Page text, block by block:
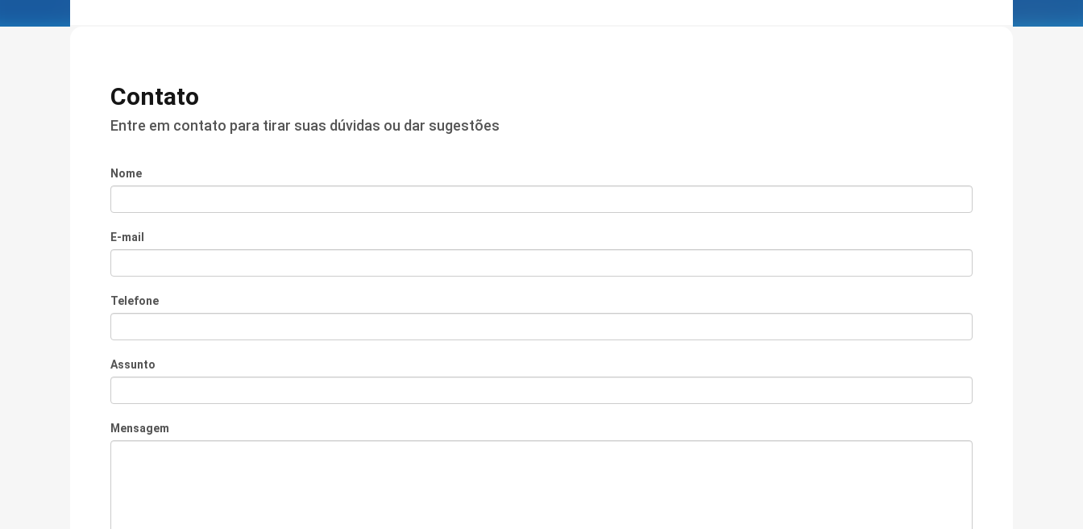
Contato
Entre em contato para tirar suas dúvidas ou dar sugestões
Nome
E-mail
Telefone
Assunto
Mensagem